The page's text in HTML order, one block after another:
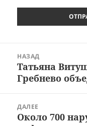
записям
НАЗАД
Предыдущая
запись:
Татьяна
Гребнево
ДАЛЕЕ
Следующая
Около 700